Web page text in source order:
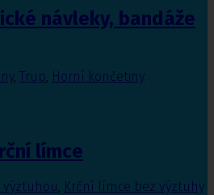
návleky, bandáže
, Trup, Horní končetiny
límce
Krční límce bez výztuhy